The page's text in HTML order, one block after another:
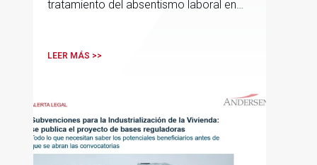
tratamiento del absentismo laboral en
asistencia, complementos de
LEER MÁS >>